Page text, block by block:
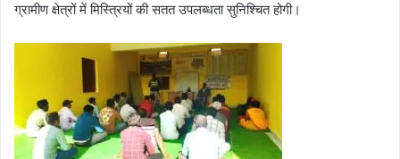
ग्रामीण क्षेत्रों में मिस्त्रियों की सतत उपलब्धता सुनिश्चित होगी।